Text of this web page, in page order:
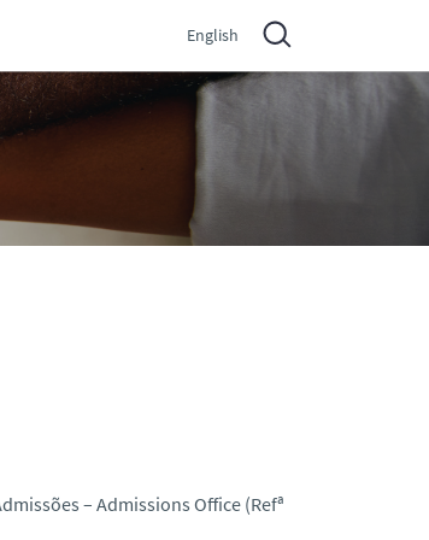
English
– Admissions Office (Refª